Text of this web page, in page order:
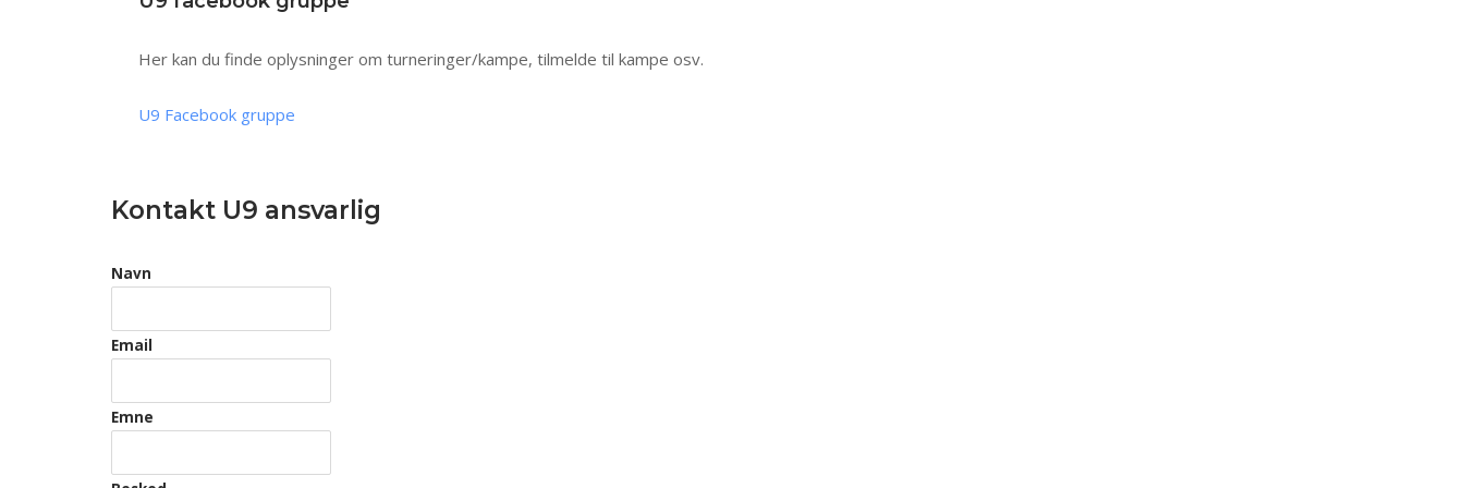
Her kan du finde oplysninger om turneringer/kampe, tilmelde til kampe osv.
U9 Facebook gruppe
Kontakt U9 ansvarlig
Navn
Email
Emne